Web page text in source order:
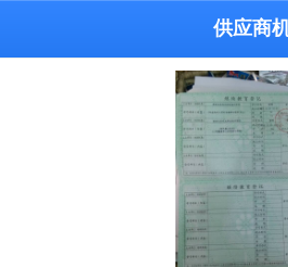
供应商